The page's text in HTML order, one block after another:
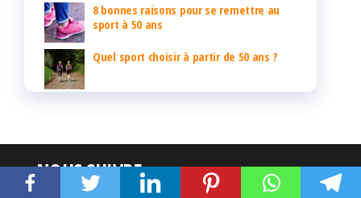
8 bonnes raisons pour se remettre au
sport à 50 ans
Quel sport choisir à partir de 50 ans ?
NOUS SUIVRE :